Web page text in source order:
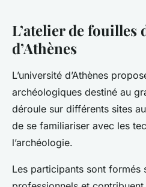
L’atelier de fouilles
d’Athènes
L’université d’Athènes
archéologiques destiné au
déroule sur différents sites
de se familiariser avec les
l’archéologie.
Les participants sont formés